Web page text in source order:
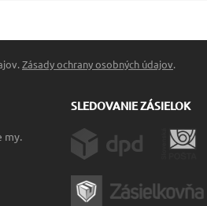
Zásady ochrany osobných údajov.
my.
SLEDOVANIE ZÁSIELOK